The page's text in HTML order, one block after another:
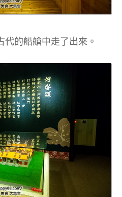
的船艙中走了出來。